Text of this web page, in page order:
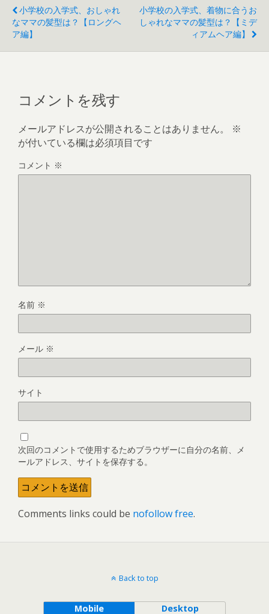
小学校の入学式、おしゃれ
なママの髪型は？【ロングヘ
ア編】
小学校の入学式、着物に合うお
しゃれなママの髪型は？【ミデ
ィアムヘア編】
コメントを残す
メールアドレスが公開されることはありません。
※
が付いている欄は必須項目です
コメント ※
名前 ※
メール ※
サイト
次回のコメントで使用するためブラウザーに自分の名前、メ
ールアドレス、サイトを保存する。
Comments links could be nofollow free.
Back to top
Mobile Desktop